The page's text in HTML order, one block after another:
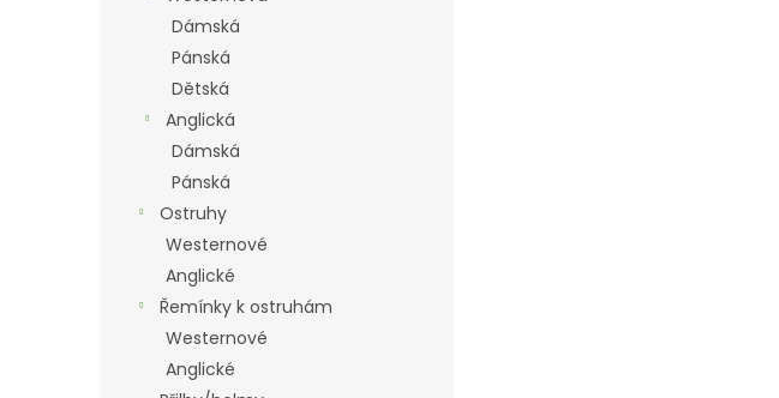
Dámská
Pánská
Dětská
Anglická
Dámská
Pánská
Ostruhy
Westernové
Anglické
Řemínky k ostruhám
Westernové
Anglické